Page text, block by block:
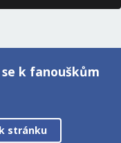
k fanouškům
stránku